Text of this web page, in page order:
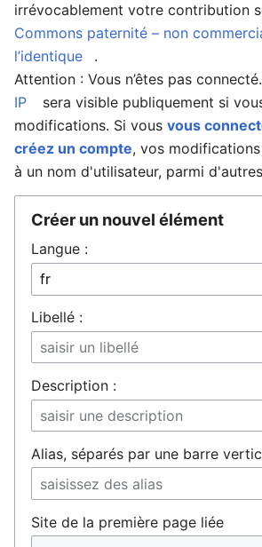
Ouvrir le menu principal
irrévocablement votre contribution
Commons paternité – non
l’identique
.
Attention : Vous n’êtes pas
IP
sera visible publiquement si
modifications. Si vous vous
créez un compte, vos
à un nom d'utilisateur, parmi
Créer un nouvel élément
Langue :
Libellé :
Description :
Alias, séparés par une barre
Site de la première page liée